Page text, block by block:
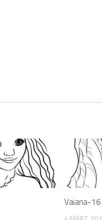
Vaiana-16